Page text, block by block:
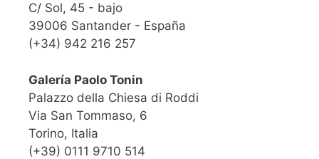
C/ Sol, 45 - bajo
39006 Santander - España
(+34) 942 216 257
Galería Paolo Tonin
Palazzo della Chiesa di Roddi
Via San Tommaso, 6
Torino, Italia
(+39) 0111 9710 514